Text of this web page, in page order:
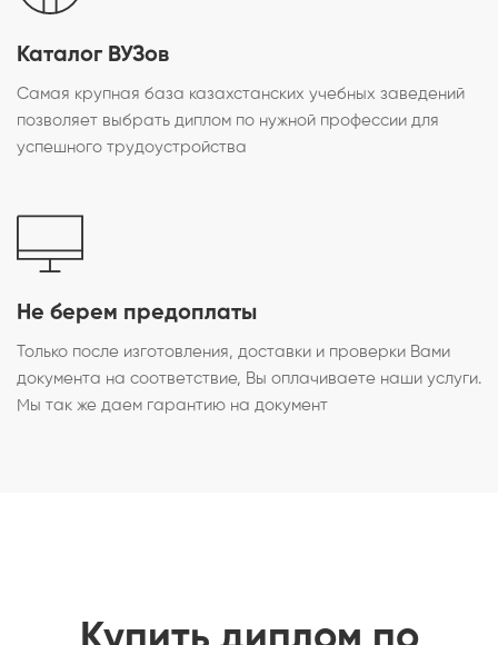
Каталог ВУЗов
Самая крупная база казахстанских учебных заведений
позволяет выбрать диплом по нужной профессии для
успешного трудоустройства
Не берем предоплаты
Только после изготовления, доставки и проверки Вами
документа на соответствие, Вы оплачиваете наши услуги.
Мы так же даем гарантию на документ